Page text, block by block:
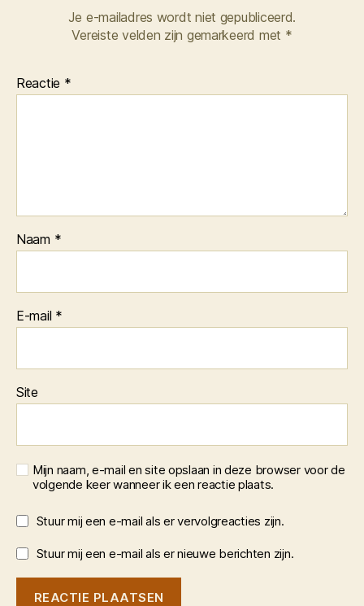
Je e-mailadres wordt niet gepubliceerd.
Vereiste velden zijn gemarkeerd met *
Reactie *
Naam *
E-mail *
Site
Mijn naam, e-mail en site opslaan in deze browser voor de
volgende keer wanneer ik een reactie plaats.
Stuur mij een e-mail als er vervolgreacties zijn.
Stuur mij een e-mail als er nieuwe berichten zijn.